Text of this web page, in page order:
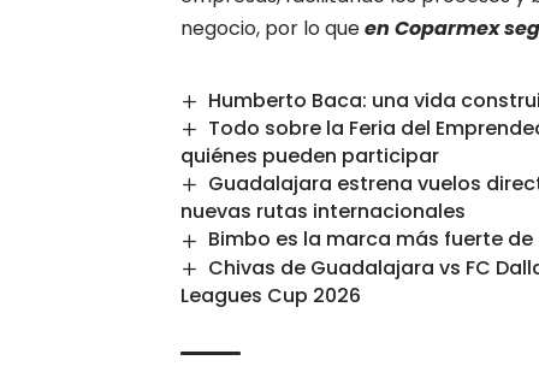
negocio, por lo queen Coparmex
Humberto Baca: una vida
Todo sobre la Feria del
quiénes pueden participar
Guadalajara estrena vuelos
nuevas rutas internacionales
Bimbo es la marca más fuerte
Chivas de Guadalajara vs FC
Leagues Cup 2026